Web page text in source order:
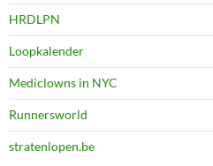
HRDLPN
Loopkalender
Mediclowns in NYC
Runnersworld
stratenlopen.be